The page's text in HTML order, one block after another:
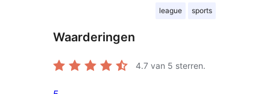
league sports
Waarderingen
4.7 van 5 sterren.